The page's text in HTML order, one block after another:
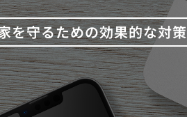
を守るための効果的な対策